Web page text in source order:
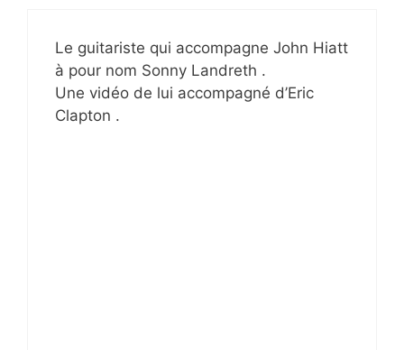
Le guitariste qui accompagne John Hiatt
à pour nom Sonny Landreth .
Une vidéo de lui accompagné d’Eric
Clapton .